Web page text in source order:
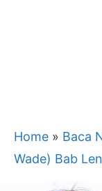
Home » Baca
Wade) Bab